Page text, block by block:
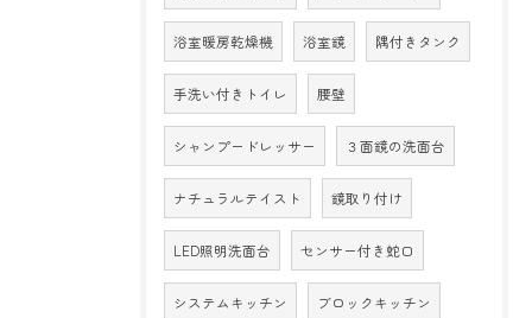
浴室暖房乾燥機 浴室鏡 隅付きタンク
手洗い付きトイレ 腰壁
シャンプードレッサー ３面鏡の洗面台
ナチュラルテイスト 鏡取り付け
LED照明洗面台 センサー付き蛇口
システムキッチン ブロックキッチン